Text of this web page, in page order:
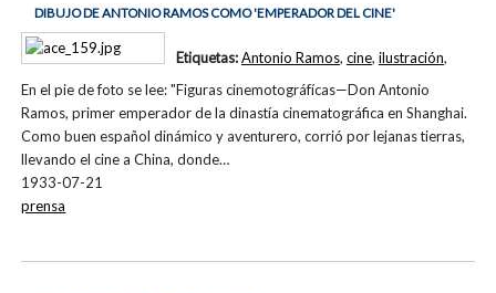
DIBUJO DE ANTONIO RAMOS COMO 'EMPERADOR DEL CINE'
En el pie de foto se lee: "Figuras cinemotográfícas—Don Antonio
Ramos, primer emperador de la dinastía cinematográfica en Shanghai.
Como buen español dinámico y aventurero, corrió por lejanas tierras,
llevando el cine a China, donde…
1933-07-21
Etiquetas:Antonio Ramos, cine, ilustración,
prensa